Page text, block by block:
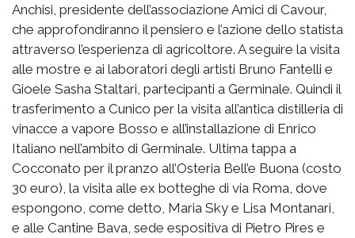
Anchisi, presidente dell’associazione Amici di Cavour,
che approfondiranno il pensiero e l’azione dello statista
attraverso l’esperienza di agricoltore. A seguire la visita
alle mostre e ai laboratori degli artisti Bruno Fantelli e
Gioele Sasha Staltari, partecipanti a Germinale. Quindi il
trasferimento a Cunico per la visita all’antica distilleria di
vinacce a vapore Bosso e all’installazione di Enrico
Italiano nell’ambito di Germinale. Ultima tappa a
Cocconato per il pranzo all’Osteria Bell’e Buona (costo
30 euro), la visita alle ex botteghe di via Roma, dove
espongono, come detto, Maria Sky e Lisa Montanari,
e alle Cantine Bava, sede espositiva di Pietro Pires e